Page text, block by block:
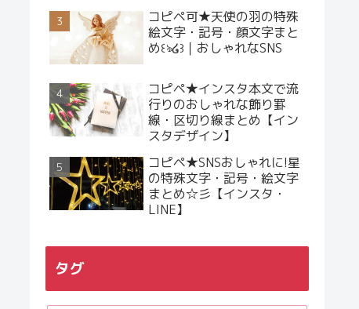
コピペ可★天使の羽の特殊
絵文字・記号・顔文字まと
め꒰ঌ໒꒱｜おしゃれなSNS
コピペ★インスタ本文で流
行りのおしゃれな飾り罫
線・区切り線まとめ【イン
スタデザイン】
コピペ★SNSおしゃれに!星
の特殊文字・記号・絵文字
まとめ☆彡【インスタ・
LINE】
タグ